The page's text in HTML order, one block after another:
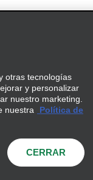
otras tecnologías
y personalizar
nuestro marketing.
nuestra
Política de
CERRAR